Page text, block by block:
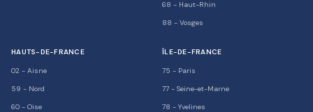
68 - Haut-Rhin
88 - Vosges
HAUTS-DE-FRANCE
02 - Aisne
59 - Nord
60 - Oise
ÎLE-DE-FRANCE
75 - Paris
77 - Seine-et-Marne
78 - Yvelines